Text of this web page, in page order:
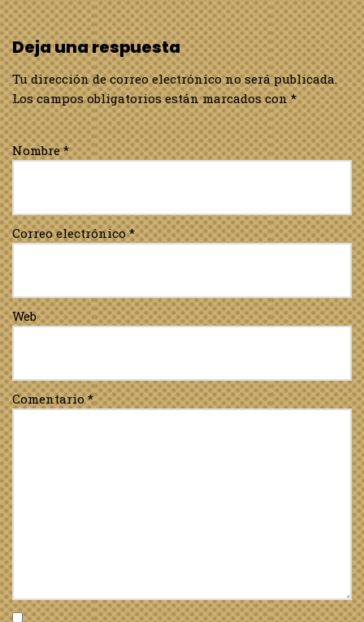
Deja una respuesta
Tu dirección de correo electrónico no será publicada.
Los campos obligatorios están marcados con*
Nombre*
Correo electrónico*
Web
Comentario*